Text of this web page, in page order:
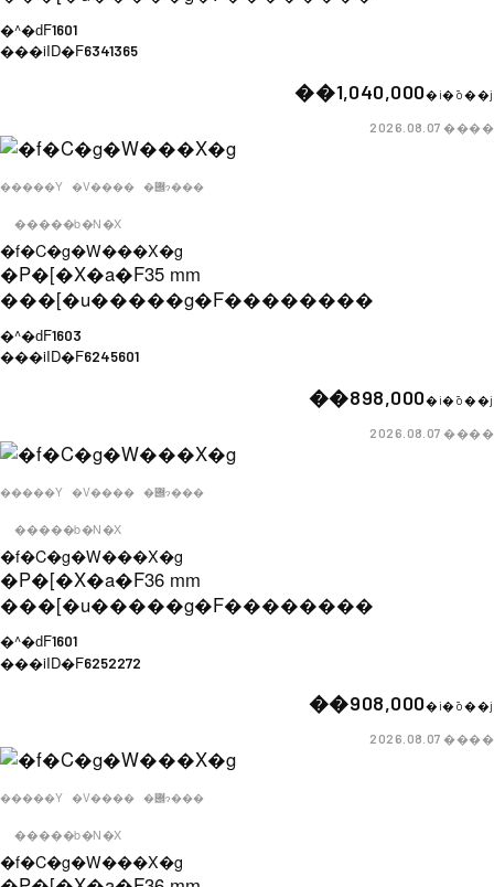
�^�ԁF1601
���iID�F6341365
��1,040,000�i�ō��j
2026.08.07����
�����Y �V���� �݌ɂ���
�����b�N�X
�f�C�g�W���X�g
�P�[�X�a�F35 mm
���[�u�����g�F��������
�^�ԁF1603
���iID�F6245601
��898,000�i�ō��j
2026.08.07����
�����Y �V���� �݌ɂ���
�����b�N�X
�f�C�g�W���X�g
�P�[�X�a�F36 mm
���[�u�����g�F��������
�^�ԁF1601
���iID�F6252272
��908,000�i�ō��j
2026.08.07����
�����Y �V���� �݌ɂ���
�����b�N�X
�f�C�g�W���X�g